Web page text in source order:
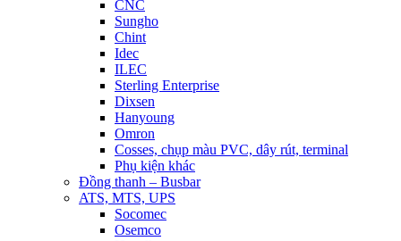
CNC
Sungho
Chint
Idec
ILEC
Sterling Enterprise
Dixsen
Hanyoung
Omron
Cosses, chụp màu PVC, dây rút, terminal
Phụ kiện khác
Đồng thanh – Busbar
ATS, MTS, UPS
Socomec
Osemco